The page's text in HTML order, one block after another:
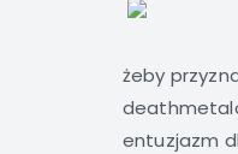
żeby
entuzjazm